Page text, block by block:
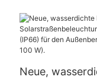
Ecuador,
Kolumbien –
Neue,